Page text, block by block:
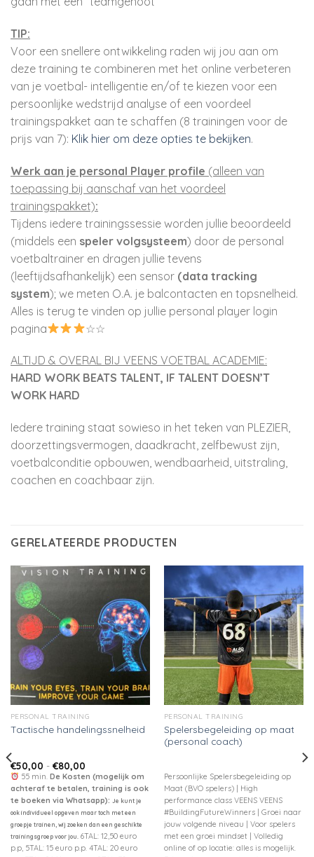
TIP:
Voor een snellere ontwikkeling raden wij jou aan om
deze training te combineren met het online verbeteren
van je voetbal- intelligentie en/of te kiezen voor een
persoonlijke wedstrijd analyse of een voordeel
trainingspakket aan te schaffen (8 trainingen voor de
prijs van 7): Klik hier om deze opties te bekijken.
Werk aan je personal Player profile (alleen van
toepassing bij aanschaf van het voordeel
trainingspakket):
Tijdens iedere trainingssessie worden jullie beoordeeld
(middels een speler volgsysteem) door de personal
voetbaltrainer en dragen jullie tevens
(leeftijdsafhankelijk) een sensor (data tracking
system); we meten O.A. je balcontacten en topsnelheid.
Alles is terug te vinden op jullie personal player login
pagina
☆☆
ALTIJD & OVERAL BIJ VEENS VOETBAL ACADEMIE:
HARD WORK BEATS TALENT, IF TALENT DOESN’T
WORK HARD
Iedere training staat sowieso in het teken van PLEZIER,
doorzettingsvermogen, daadkracht, zelfbewust zijn,
voetbalconditie opbouwen, wendbaarheid, uitstraling,
coachen en coachbaar zijn.
GERELATEERDE PRODUCTEN
PERSONAL TRAINING
Tactische handelingssnelheid
€50,00 - €80,00Prijsklasse:
€50,00
tot
€80,00
55 min.De Kosten (mogelijk om
achteraf te betalen, training is ook
te boeken via Whatsapp): Je kunt je
ook individueel opgeven maar toch met een
groepje trainen, wij zoeken dan een geschikte
trainingsgroep voor jou.6TAL: 12,50 euro
p.p, 5TAL: 15 euro p.p. 4TAL: 20 euro
PERSONAL TRAINING
Spelersbegeleiding op maat
(personal coach)
Persoonlijke Spelersbegeleiding op
Maat (BVO spelers) | High
performance class VEENS VEENS
#BuildingFutureWinners | Groei naar
jouw volgende niveau | Voor spelers
met een groei mindset | Volledig
online of op locatie: alles is mogelijk.